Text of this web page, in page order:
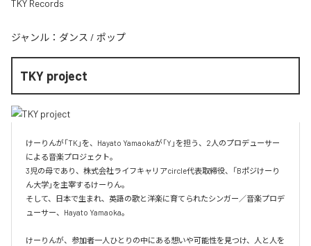
TKY Records
ジャンル： ダンス / ポップ
TKY project
けーりんが「TK」を、Hayato Yamaokaが「Y」を担う、2人のプロデューサー
による音楽プロジェクト。
3児の母であり、株式会社ライフキャリアcircle代表取締役、「Bポジけーり
ん大学」を主宰するけーりん。
そして、日本で生まれ、英語の歌と洋楽に育てられたシンガー／音楽プロデ
ューサー、Hayato Yamaoka。
けーりんが、参加者一人ひとりの中にある想いや可能性を見つけ、人と人を